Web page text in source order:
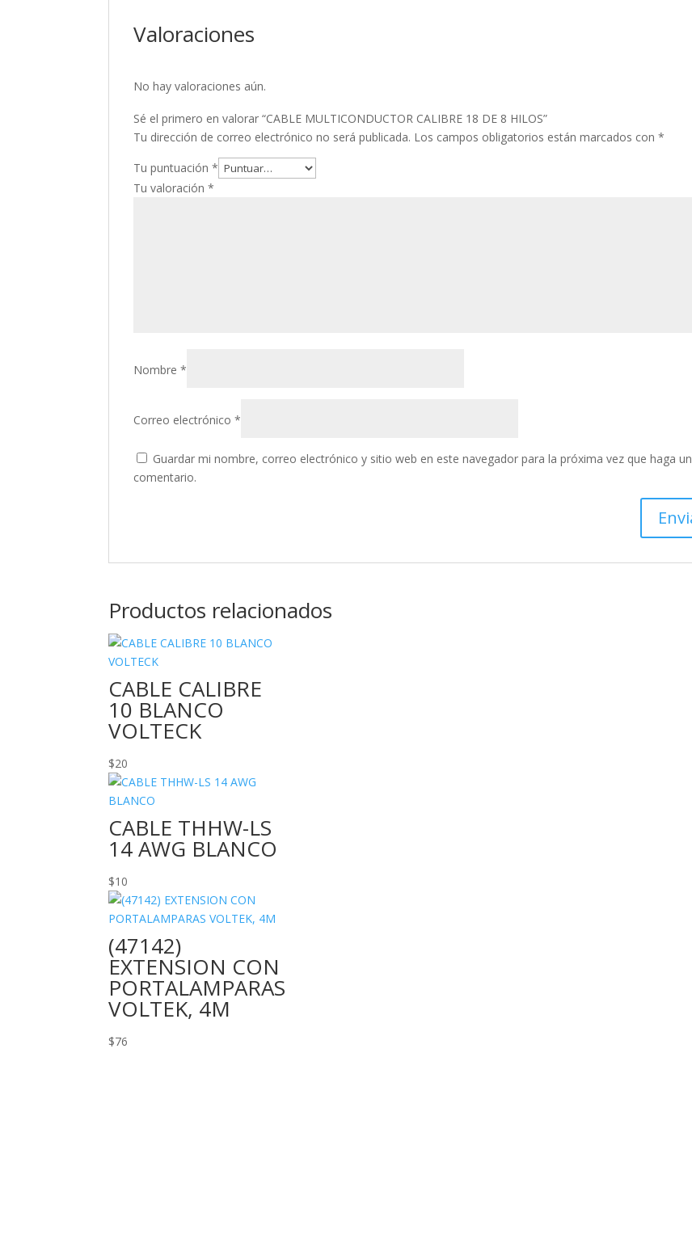
Valoraciones
No hay valoraciones aún.
Sé el primero en valorar “CABLE MULTICONDUCTOR CALIBRE 18 DE 8 HILOS”
Tu dirección de correo electrónico no será publicada. Los campos obligatorios están marcados con*
Tu puntuación*
Tu valoración*
Nombre*
Correo electrónico*
Guardar mi nombre, correo electrónico y sitio web en este navegador para la próxima vez que haga un
comentario.
Productos relacionados
CABLE CALIBRE
10 BLANCO
VOLTECK
$20
CABLE THHW-LS
14 AWG BLANCO
$10
(47142)
EXTENSION CON
PORTALAMPARAS
VOLTEK, 4M
$76